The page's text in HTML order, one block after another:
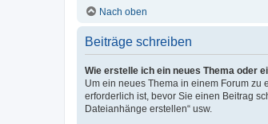
Nach oben
Beiträge schreiben
Wie erstelle ich ein neues Thema oder
Um ein neues Thema in einem Forum zu
erforderlich ist, bevor Sie einen Beitrag
Dateianhänge erstellen“ usw.